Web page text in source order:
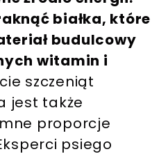
białka, które
budulcowy
witamin i
szczeniąt
jest także
proporcje
psiego